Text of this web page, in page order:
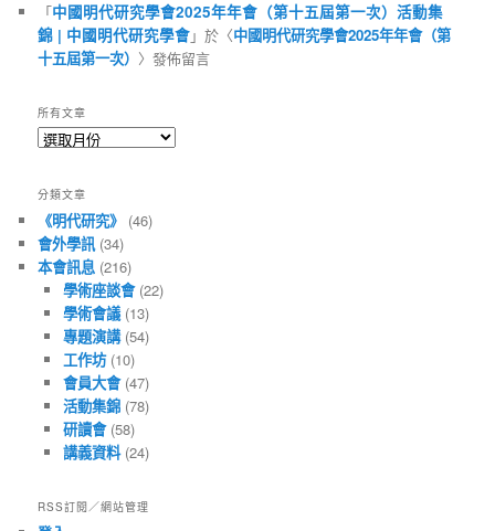
「中國明代研究學會2025年年會（第十五屆第一次）活動集
錦 | 中國明代研究學會」於〈中國明代研究學會2025年年會（第
十五屆第一次） 〉發佈留言
所有文章
所
章
分類文章
《明代研究》 (46)
會外學訊 (34)
本會訊息 (216)
學術座談會(22)
學術會議(13)
專題演講(54)
工作坊(10)
會員大會(47)
活動集錦(78)
研讀會(58)
講義資料(24)
RSS訂閱／網站管理